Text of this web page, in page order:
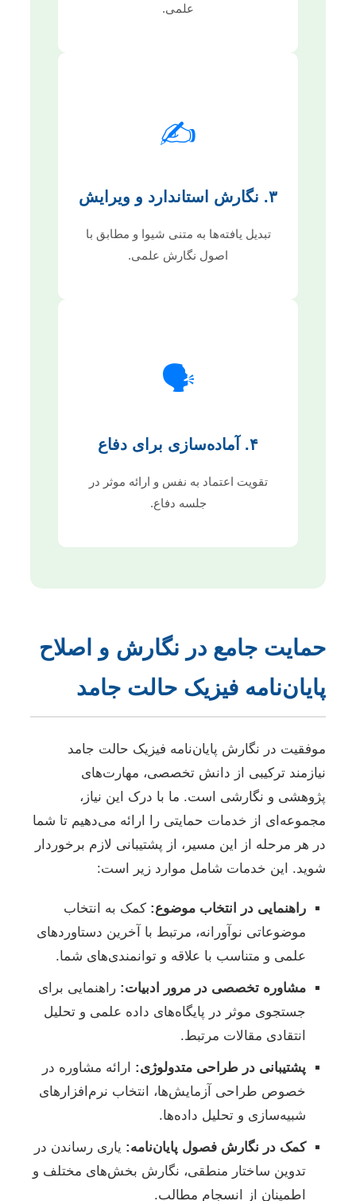
علمی.
✍️
تبدیل یافته‌ها به متنی شیوا و مطابق با
اصول نگارش علمی.
🗣️
تقویت اعتماد به نفس و ارائه موثر در
جلسه دفاع.
حمایت جامع در نگارش و اصلاح
پایان‌نامه فیزیک حالت جامد
موفقیت در نگارش پایان‌نامه فیزیک حالت جامد
نیازمند ترکیبی از دانش تخصصی، مهارت‌های
پژوهشی و نگارشی است. ما با درک این نیاز،
مجموعه‌ای از خدمات حمایتی را ارائه می‌دهیم تا شما
در هر مرحله از این مسیر، از پشتیبانی لازم برخوردار
شوید. این خدمات شامل موارد زیر است:
راهنمایی در انتخاب موضوع:کمک به انتخاب
موضوعاتی نوآورانه، مرتبط با آخرین دستاوردهای
علمی و متناسب با علاقه و توانمندی‌های شما.
مشاوره تخصصی در مرور ادبیات:راهنمایی برای
جستجوی موثر در پایگاه‌های داده علمی و تحلیل
انتقادی مقالات مرتبط.
پشتیبانی در طراحی متدولوژی: ارائه مشاوره در
خصوص طراحی آزمایش‌ها، انتخاب نرم‌افزارهای
شبیه‌سازی و تحلیل داده‌ها.
کمک در نگارش فصول پایان‌نامه:یاری رساندن در
تدوین ساختار منطقی، نگارش بخش‌های مختلف و
اطمینان از انسجام مطالب.